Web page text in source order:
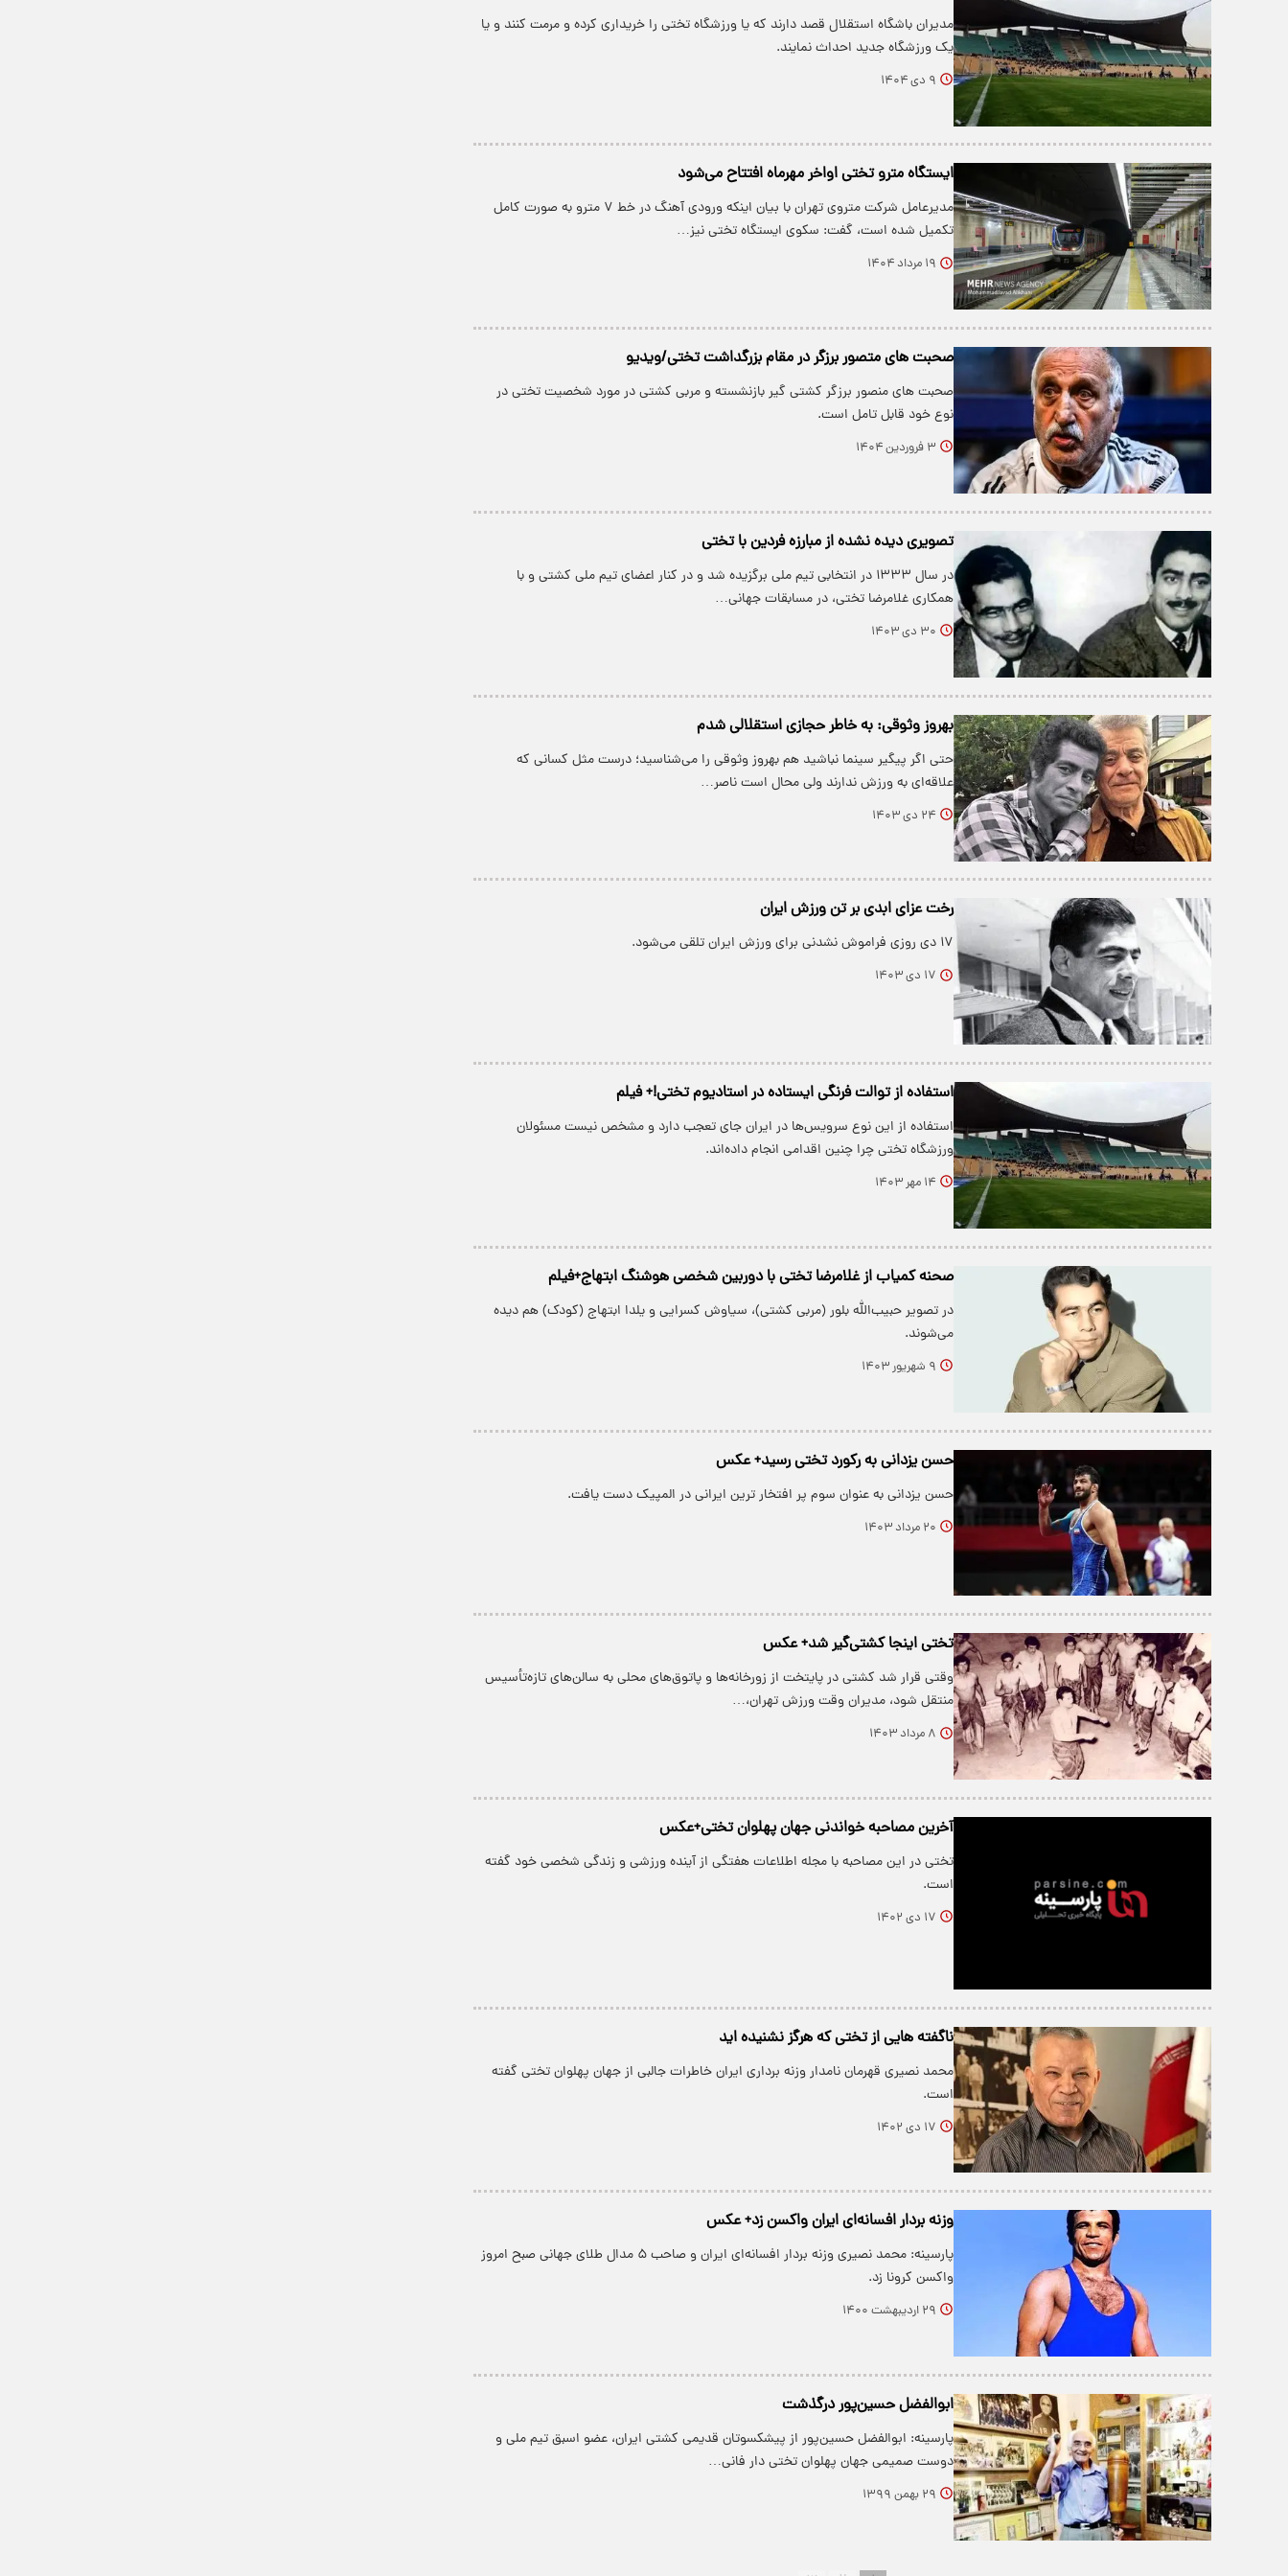
مدیران باشگاه استقلال قصد دارند که یا ورزشگاه تختی را خریداری کرده و مرمت کنند و یا
یک ورزشگاه جدید احداث نمایند.
۹ دی ۱۴۰۴
ایستگاه مترو تختی اواخر مهرماه افتتاح می‌شود
مدیرعامل شرکت متروی تهران با بیان اینکه ورودی آهنگ در خط ۷ مترو به صورت کامل
تکمیل شده است، گفت: سکوی ایستگاه تختی نیز…
۱۹ مرداد ۱۴۰۴
صحبت های متصور برزگر در مقام بزرگداشت تختی/ویدیو
صحبت های منصور برزگر کشتی گیر بازنشسته و مربی کشتی در مورد شخصیت تختی در
نوع خود قابل تامل است.
۳ فروردین ۱۴۰۴
تصویری دیده نشده از مبارزه فردین با تختی
در سال ۱۳۳۳ در انتخابی تیم ملی برگزیده شد و در کنار اعضای تیم ملی کشتی و با
همکاری غلامرضا تختی، در مسابقات جهانی…
۳۰ دی ۱۴۰۳
بهروز وثوقی: به خاطر حجازی استقلالی شدم
حتی اگر پیگیر سینما نباشید هم بهروز وثوقی را می‌شناسید؛ درست مثل کسانی که
علاقه‌ای به ورزش ندارند ولی محال است ناصر…
۲۴ دی ۱۴۰۳
رخت عزای ابدی بر تن ورزش ایران
۱۷ دی روزی فراموش نشدنی برای ورزش ایران تلقی می‌شود.
۱۷ دی ۱۴۰۳
استفاده از توالت فرنگی ایستاده در استادیوم تختی!+ فیلم
استفاده از این نوع سرویس‌ها در ایران جای تعجب دارد و مشخص نیست مسئولان
ورزشگاه تختی چرا چنین اقدامی انجام داده‌اند.
۱۴ مهر ۱۴۰۳
صحنه کمیاب از غلامرضا تختی با دوربین شخصی هوشنگ ابتهاج+فیلم
در تصویر حبیب‌الله بلور (مربی کشتی)، سیاوش کسرایی و یلدا ابتهاج (کودک) هم دیده
می‌شوند.
۹ شهریور ۱۴۰۳
حسن یزدانی به رکورد تختی رسید+ عکس
حسن یزدانی به عنوان سوم پر افتخار ترین ایرانی در المپیک دست یافت.
۲۰ مرداد ۱۴۰۳
تختی اینجا کشتی‌گیر شد+ عکس
وقتی قرار شد کشتی در پایتخت از زورخانه‌ها و پاتوق‌های محلی به سالن‌های تازه‌تأسیس
منتقل شود، مدیران وقت ورزش تهران،…
۸ مرداد ۱۴۰۳
آخرین مصاحبه خواندنی جهان پهلوان تختی+عکس
تختی در این مصاحبه با مجله اطلاعات هفتگی از آینده ورزشی و زندگی شخصی خود گفته
است.
۱۷ دی ۱۴۰۲
ناگفته هایی از تختی که هرگز نشنیده اید
محمد نصیری قهرمان نامدار وزنه برداری ایران خاطرات جالبی از جهان پهلوان تختی گفته
است.
۱۷ دی ۱۴۰۲
وزنه بردار افسانه‌ای ایران واکسن زد+ عکس
پارسینه: محمد نصیری وزنه بردار افسانه‌ای ایران و صاحب ۵ مدال طلای جهانی صبح امروز
واکسن کرونا زد.
۲۹ اردیبهشت ۱۴۰۰
ابوالفضل حسین‌پور درگذشت
پارسینه: ابوالفضل حسین‌پور از پیشکسوتان قدیمی کشتی ایران، عضو اسبق تیم ملی و
دوست صمیمی جهان پهلوان تختی دار فانی…
۲۹ بهمن ۱۳۹۹